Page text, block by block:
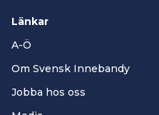
Länkar
A-Ö
Om Svensk Innebandy
Jobba hos oss